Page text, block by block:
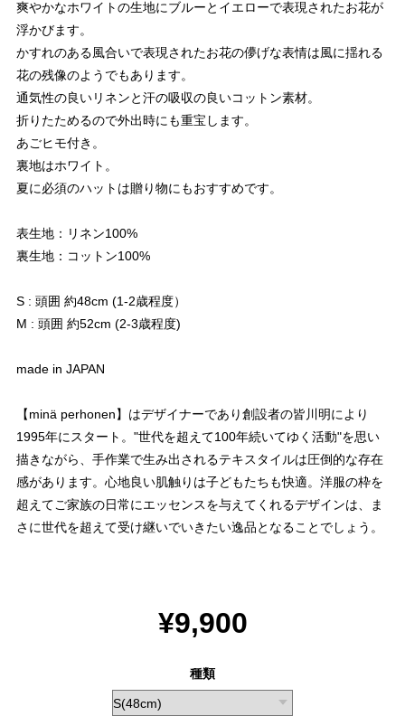
爽やかなホワイトの生地にブルーとイエローで表現されたお花が
浮かびます。
かすれのある風合いで表現されたお花の儚げな表情は風に揺れる
花の残像のようでもあります。
通気性の良いリネンと汗の吸収の良いコットン素材。
折りたためるので外出時にも重宝します。
あごヒモ付き。
裏地はホワイト。
夏に必須のハットは贈り物にもおすすめです。
表生地：リネン100%
裏生地：コットン100%
S : 頭囲 約48cm (1-2歳程度）
M : 頭囲 約52cm (2-3歳程度)
made in JAPAN
【minä perhonen】はデザイナーであり創設者の皆川明により
1995年にスタート。"世代を超えて100年続いてゆく活動"を思い
描きながら、手作業で生み出されるテキスタイルは圧倒的な存在
感があります。心地良い肌触りは子どもたちも快適。洋服の枠を
超えてご家族の日常にエッセンスを与えてくれるデザインは、ま
さに世代を超えて受け継いでいきたい逸品となることでしょう。
¥9,900
種類